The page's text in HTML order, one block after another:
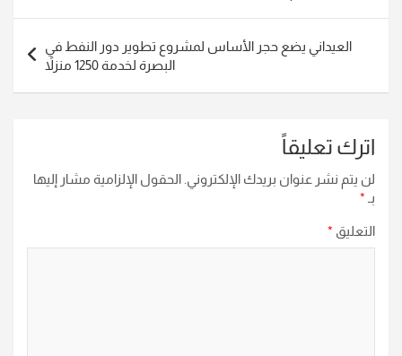
العيداني يضع حجر الأساس لمشروع تطوير دور النفط في
البصرة لخدمة 1250 منزلاً
اترك تعليقاً
لن يتم نشر عنوان بريدك الإلكتروني. الحقول الإلزامية مشار إليها
بـ *
التعليق *